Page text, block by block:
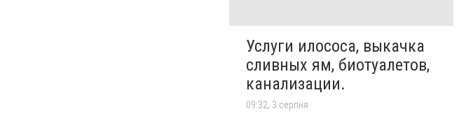
Услуги илососа, выкачка
сливных ям, биотуалетов,
канализации.
09:32, 3 серпня